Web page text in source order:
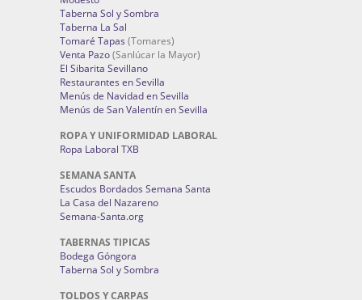
Taberna Sol y Sombra
Taberna La Sal
Tomaré Tapas (Tomares)
Venta Pazo(Sanlúcar la Mayor)
El Sibarita Sevillano
Restaurantes en Sevilla
Menús de Navidad en Sevilla
Menús de San Valentín en Sevilla
ROPA Y UNIFORMIDAD LABORAL
Ropa Laboral TXB
SEMANA SANTA
Escudos Bordados Semana Santa
La Casa del Nazareno
Semana-Santa.org
TABERNAS TIPICAS
Bodega Góngora
Taberna Sol y Sombra
TOLDOS Y CARPAS